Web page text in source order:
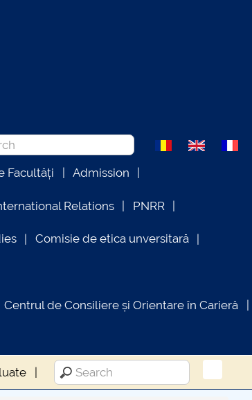
Facultăți Admission
Relations PNRR
Comisie de etica unversitară
Centrul de Consiliere și Orientare în Carieră